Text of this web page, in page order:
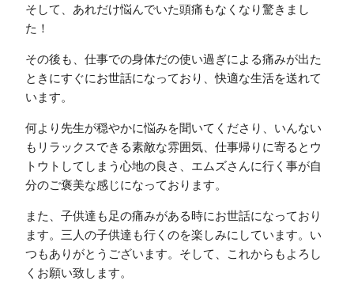
そして、あれだけ悩んでいた頭痛もなくなり驚きまし
た！
その後も、仕事での身体だの使い過ぎによる痛みが出た
ときにすぐにお世話になっており、快適な生活を送れて
います。
何より先生が穏やかに悩みを聞いてくださり、いんない
もリラックスできる素敵な雰囲気、仕事帰りに寄るとウ
トウトしてしまう心地の良さ、エムズさんに行く事が自
分のご褒美な感じになっております。
また、子供達も足の痛みがある時にお世話になっており
ます。三人の子供達も行くのを楽しみにしています。い
つもありがとうございます。そして、これからもよろし
くお願い致します。